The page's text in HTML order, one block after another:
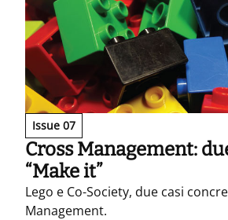
Issue 07
Cross Management:
“Make it”
Lego e Co-Society, due casi
Management.